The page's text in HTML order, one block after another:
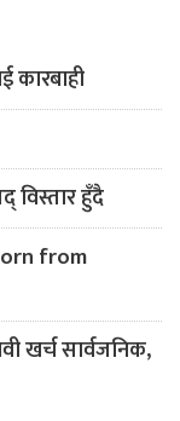
कारबाही
विस्तार हुँदै
from
खर्च सार्वजनिक,